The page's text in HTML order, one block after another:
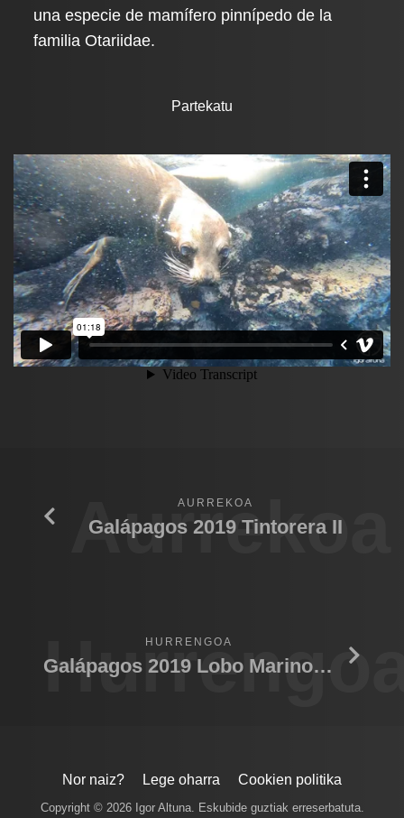
una especie de mamífero pinnípedo de la
familia Otariidae.
Partekatu
Aurrekoa
AURREKOA
Galápagos 2019 Tintorera II
HURRENGOA
Galápagos 2019 Lobo Marino IV
Nor naiz? Lege oharra Cookien politika
Copyright © 2026 Igor Altuna. Eskubide guztiak erreserbatuta.